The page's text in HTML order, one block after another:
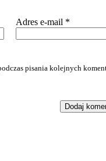
Adres e-mail *
pisania kolejnych